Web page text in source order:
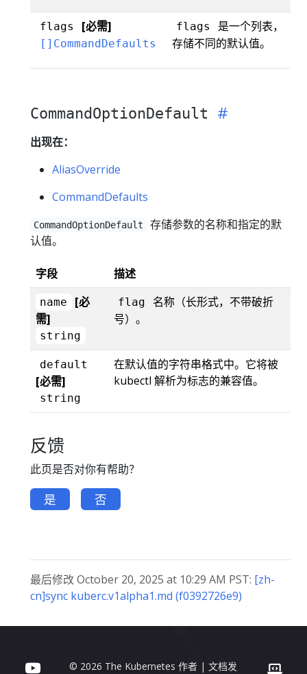
flags [必需]
[]CommandDefaults
flags
是一个列表，
存储不同的默认值。
CommandOptionDefault
出现在：
AliasOverride
CommandDefaults
CommandOptionDefault
存储参数的名称和指定的默
认值。
字段 描述
name
[必
需]
string
flag
名称（长形式，不带破折
号）。
default
[必需]
string
在默认值的字符串格式中。它将被
kubectl 解析为标志的兼容值。
反馈
此页是否对你有帮助？
是 否
最后修改 October 20, 2025 at 10:29 AM PST: [zh-
cn]sync kuberc.v1alpha1.md (f0392726e9)
© 2026 The Kubernetes 作者 | 文档发